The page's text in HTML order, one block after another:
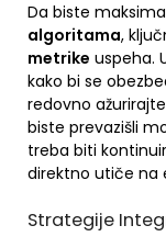
Da biste
algoritama,
metrike uspeha.
kako bi se
redovno
biste prevazišli
treba biti
direktno utiče na
Strategije